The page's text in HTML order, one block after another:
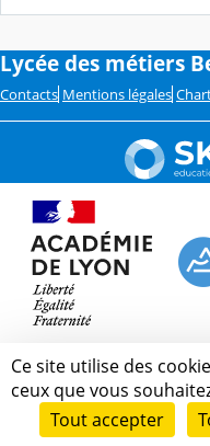
Lycée des métiers
Contacts Mentions légales
Ce site utilise des
ceux que vous
Tout accepter